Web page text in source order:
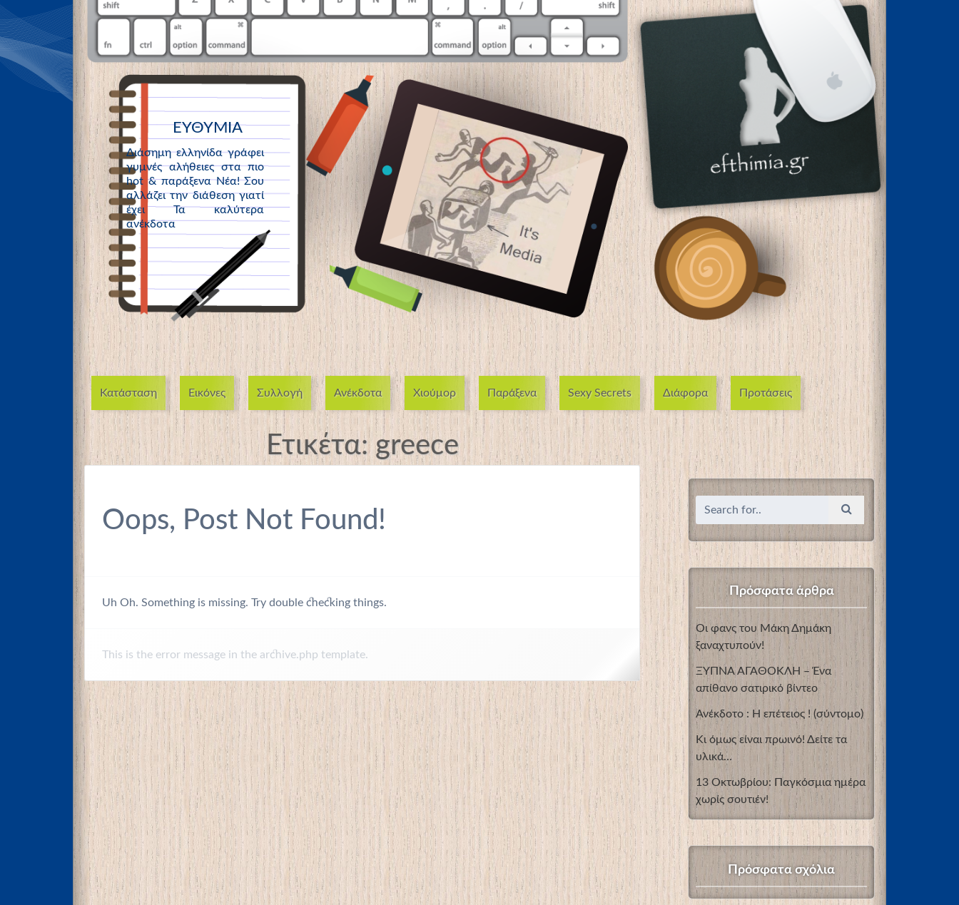
ΕΥΘΥΜΙΑ
Διάσημη ελληνίδα γράφει
γυμνές αλήθειες στα πιο
hot & παράξενα Νέα! Σου
αλλάζει την διάθεση γιατί
έχει Τα καλύτερα
ανέκδοτα
Κατάσταση Εικόνες Συλλογή Ανέκδοτα Χιούμορ Παράξενα Sexy Secrets Διάφορα Προτάσεις
Ετικέτα:greece
Oops, Post Not Found!
Uh Oh. Something is missing. Try double checking things.
This is the error message in the archive.php template.
Πρόσφατα άρθρα
Οι φανς του Μάκη Δημάκη
ξαναχτυπούν!
ΞΥΠΝΑ ΑΓΑΘΟΚΛΗ – Ένα
απίθανο σατιρικό βίντεο
Ανέκδοτο : Η επέτειος ! (σύντομο)
Κι όμως είναι πρωινό! Δείτε τα
υλικά…
13 Οκτωβρίου: Παγκόσμια ημέρα
χωρίς σουτιέν!
Πρόσφατα σχόλια